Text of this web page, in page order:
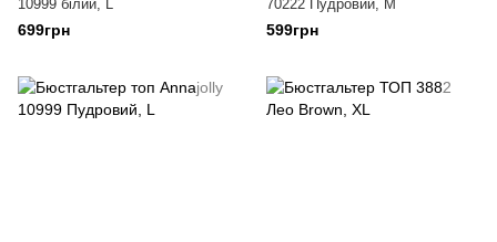
10999 білий, L
699грн
70222 Пудровий, M
599грн